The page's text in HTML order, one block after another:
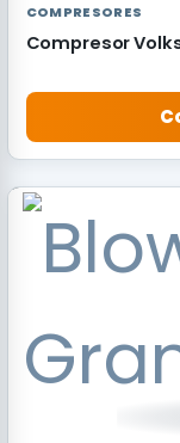
COMPRESORES
Compresor
RECOMENDADO